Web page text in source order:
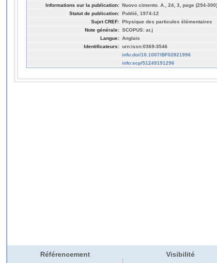
Informations sur la publication: Nuovo cimento. A., 24, 3, page (294-300)
Statut de publication: Publié, 1974-12
Sujet CREF: Physique des particules élémentaires
Note générale: SCOPUS: ar.j
Langue: Anglais
Identificateurs: urn:issn:0369-3546
info:doi/10.1007/BF02821996
info:scp/51249191296
Référencement Visibilité